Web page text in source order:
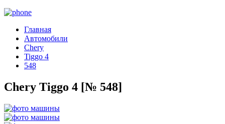
Главная
Автомобили
Chery
Tiggo 4
548
Chery Tiggo 4 [№ 548]